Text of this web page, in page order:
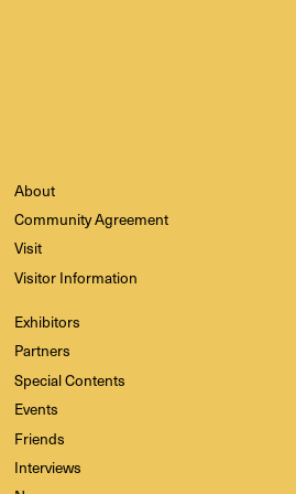
About
Community Agreement
Visit
Visitor Information
Exhibitors
Partners
Special Contents
Events
Friends
Interviews